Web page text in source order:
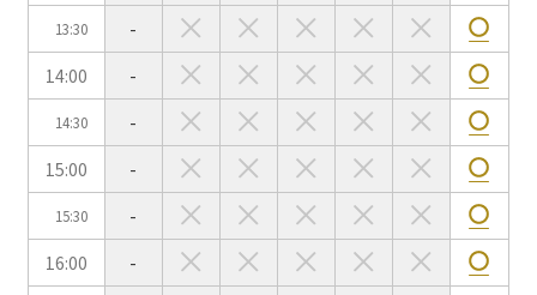
13:30
-
14:00
-
14:30
-
15:00
-
15:30
-
16:00
-
駅直結
天井高3.5ｍ以上
窓があり開放感のある
会場
喫煙所あり
大型スクリーンあり
控室あり
4t車以上荷捌きあり
裏導線あり
時間貸し駐車場あり
専有回線(NURO)あり
用途で選ぶ
パーティ・懇親会
株主総会・IR